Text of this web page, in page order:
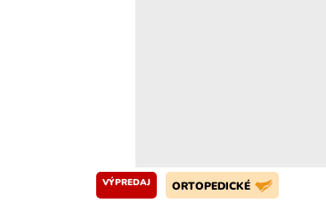
VÝPREDAJ ORTOPEDICKÉ